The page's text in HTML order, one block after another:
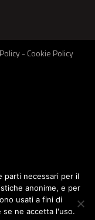
-Cookie Policy
parti necessari per il
anonime, e per
usati a fini di
se ne accetta l'uso.